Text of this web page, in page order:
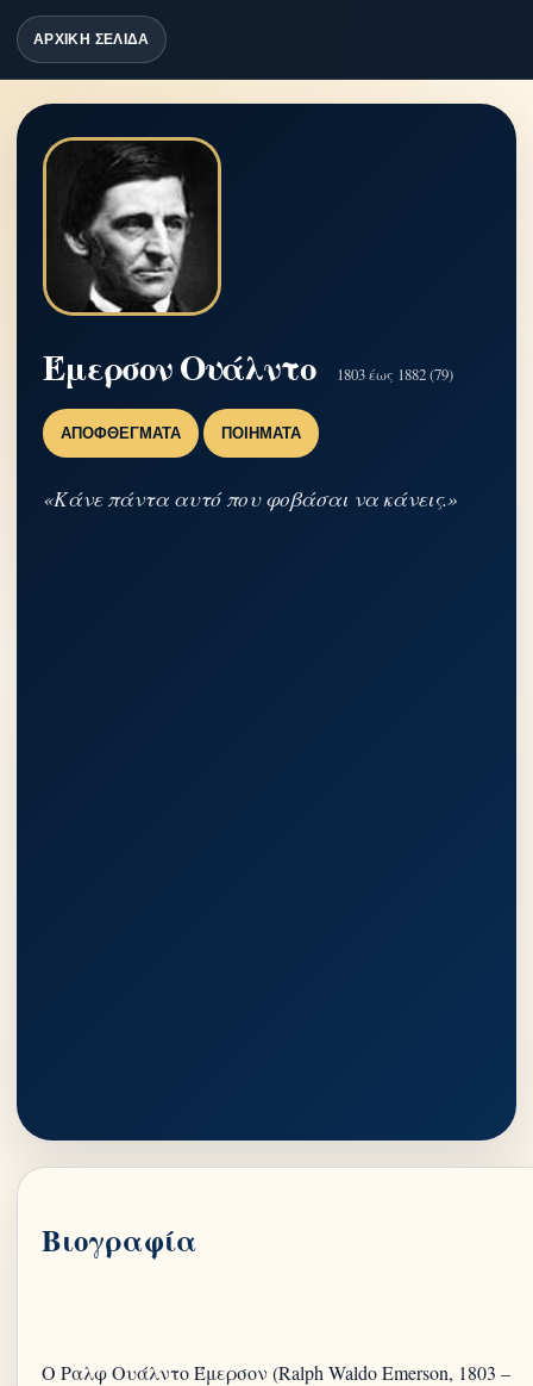
ΑΡΧΙΚΗ ΣΕΛΙΔΑ
Έμερσον Ουάλντο 1803 έως 1882 (79)
ΑΠΟΦΘΈΓΜΑΤΑ ΠΟΙΉΜΑΤΑ
«Κάνε πάντα αυτό που φοβάσαι να κάνεις.»
Βιογραφία
Ο Ραλφ Ουάλντο Έμερσον (Ralph Waldo Emerson, 1803 –